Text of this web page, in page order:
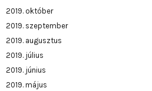
2019. október
2019. szeptember
2019. augusztus
2019. július
2019. június
2019. május